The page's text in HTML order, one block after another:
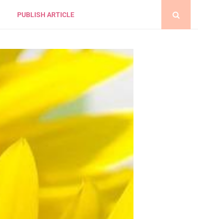
PUBLISH ARTICLE